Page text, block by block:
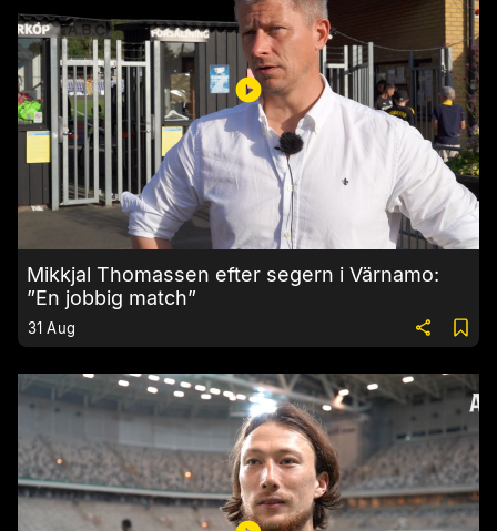
Mikkjal Thomassen efter segern i Värnamo:
”En jobbig match”
31 Aug